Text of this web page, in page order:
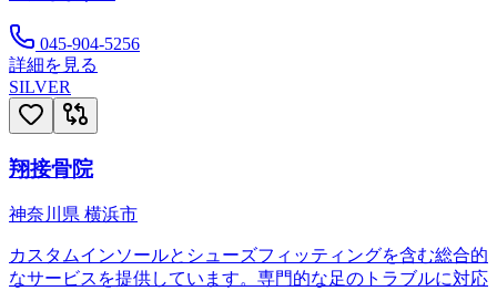
045-904-5256
詳細を見る
SILVER
翔接骨院
神奈川県 横浜市
カスタムインソールとシューズフィッティングを含む総合的
なサービスを提供しています。専門的な足のトラブルに対応